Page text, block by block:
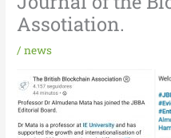
Assotiation.
/news